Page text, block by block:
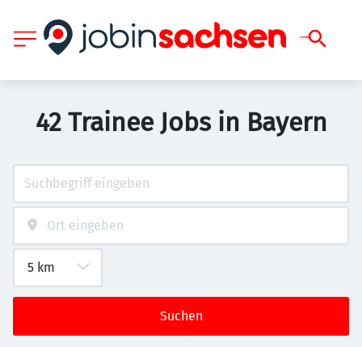
42 Trainee Jobs in Bayern
Suchen